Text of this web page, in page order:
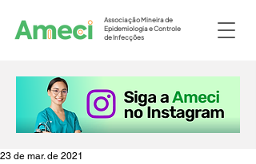
Associação Mineira de
Epidemiologia e Controle
de Infecções
23 de mar. de 2021